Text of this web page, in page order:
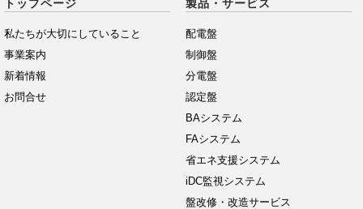
トップページ
私たちが大切にしていること
事業案内
新着情報
お問合せ
製品・サービス
配電盤
制御盤
分電盤
認定盤
BAシステム
FAシステム
省エネ支援システム
iDC監視システム
盤改修・改造サービス